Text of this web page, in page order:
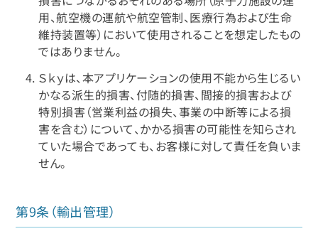
用、航空機の運航や航空管制、医療行為および生命
維持装置等）において使用されることを想定したもの
ではありません。
Ｓｋｙは、本アプリケーションの使用不能から生じるい
かなる派生的損害、付随的損害、間接的損害および
特別損害（営業利益の損失、事業の中断等による損
害を含む）について、かかる損害の可能性を知らされ
ていた場合であっても、お客様に対して責任を負いま
せん。
第9条（輸出管理）